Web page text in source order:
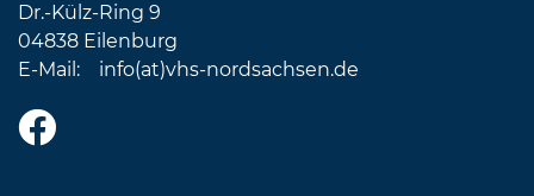
Dr.-Külz-Ring 9
04838 Eilenburg
E-Mail: info(at)vhs-nordsachsen.de